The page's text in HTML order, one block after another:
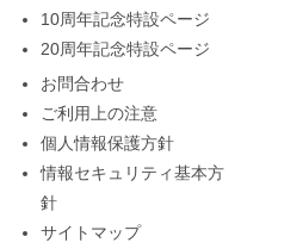
ム、一部ご紹介！ チー
ムA 最初のお題 最後の
イラスト チームB 最初
のお題 最後のイラスト
チームC 最初のお題 最
後のイラスト チームD
が取得した資格は何で
しょう？ 1、J-
SHINE(小学校英語の指
導を認定する資格) 2、
象使い 3、運転免許
（○） 4、バリエステ
10周年記念特設ページ
20周年記念特設ページ
お問合わせ
ご利用上の注意
個人情報保護方針
情報セキュリティ基本方
針
サイトマップ